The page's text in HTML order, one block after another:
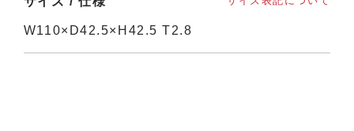
W110×D42.5×H42.5 T2.8